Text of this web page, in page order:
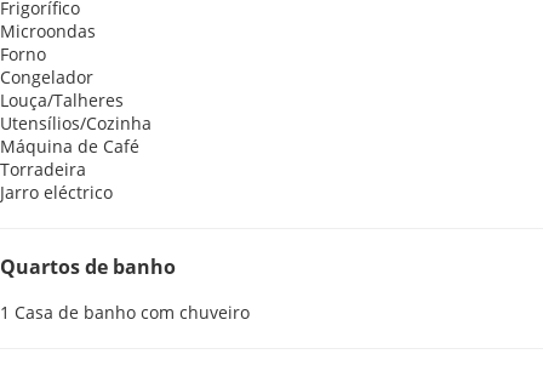
Frigorífico
Microondas
Forno
Congelador
Louça/Talheres
Utensílios/Cozinha
Máquina de Café
Torradeira
Jarro eléctrico
Quartos de banho
1 Casa de banho com chuveiro